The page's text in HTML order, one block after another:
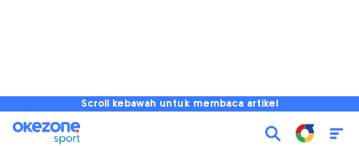
Scroll kebawah untuk membaca artikel